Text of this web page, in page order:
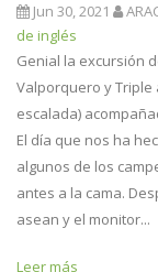
Jun 30, 2021
de inglés
Genial la excursión
Valporquero y Triple
escalada)
El día que nos ha
algunos de los
antes a la cama.
asean y el monitor...
Leer más